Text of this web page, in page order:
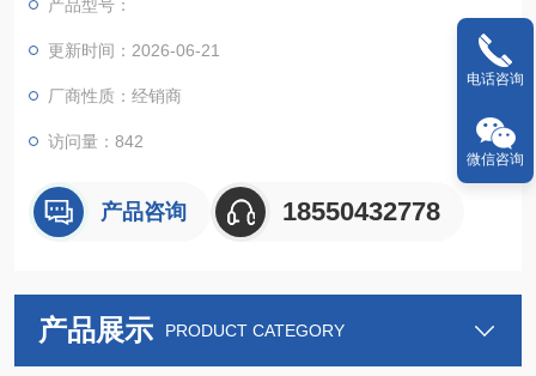
井、工地工程打桩、维护桩、路基打桩、桥梁打桩、各种大小工
地桩基等
产品型号：
更新时间：2026-06-21
厂商性质：经销商
访问量：842
产品咨询 18550432778
产品展示 PRODUCT CATEGORY
电话咨询
微信咨询